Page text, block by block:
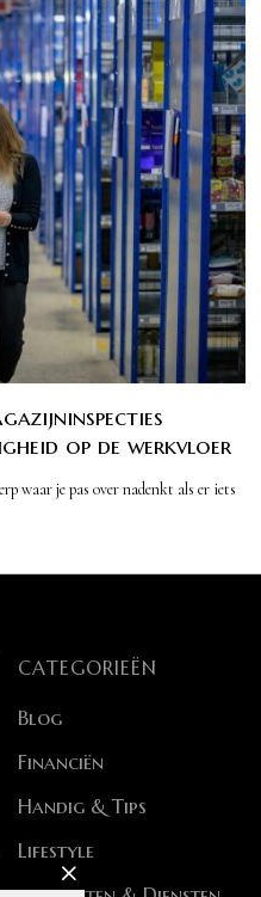
op de werkvloer
waar je pas over nadenkt als er iets
CATEGORIEËN
Blog
Financiën
Handig & Tips
Lifestyle